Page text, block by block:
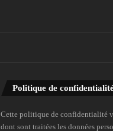
Politique de
Cette politique de confidentialité
dont sont traitées les données